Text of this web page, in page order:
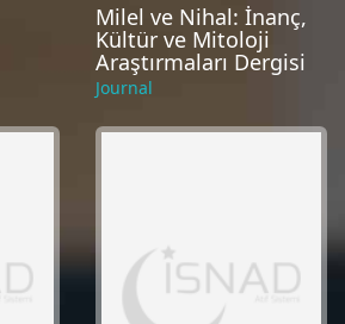
Milel ve Nihal: İnanç,
Kültür ve Mitoloji
Araştırmaları Dergisi
Journal